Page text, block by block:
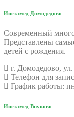
Инстамед Домодедово
Современный
Представлены
детей с рождения.
г. Домодедово,
Телефон для
График работы:
Инстамед Внуково